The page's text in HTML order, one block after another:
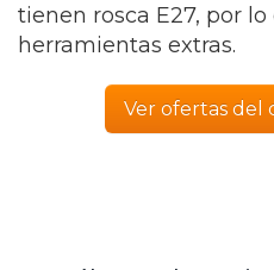
tienen rosca E27, por
herramientas extras.
Ver ofertas del